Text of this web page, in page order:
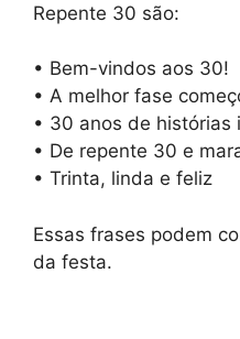
Repente 30 são:
• Bem-vindos aos 30!
• A melhor fase
• 30 anos de histórias
• De repente 30 e
• Trinta, linda e feliz
Essas frases podem
da festa.